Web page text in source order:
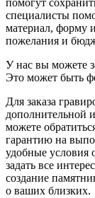
помогут
специалисты
материал, форму
пожелания и
У нас вы можете
Это может быть
Для заказа
дополнительной
можете
гарантию на
удобные условия
задать все
создание
о ваших близких.